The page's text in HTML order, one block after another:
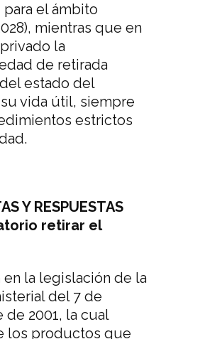
el ámbito
mientras que en
la
de retirada
estado del
vida útil, siempre
estrictos
Y RESPUESTAS
retirar el
en la legislación de la
del 7 de
de 2001, la cual
los productos que